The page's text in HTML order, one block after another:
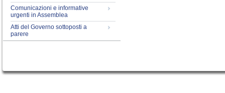
Comunicazioni e informative
urgenti in Assemblea
Atti del Governo sottoposti a
parere